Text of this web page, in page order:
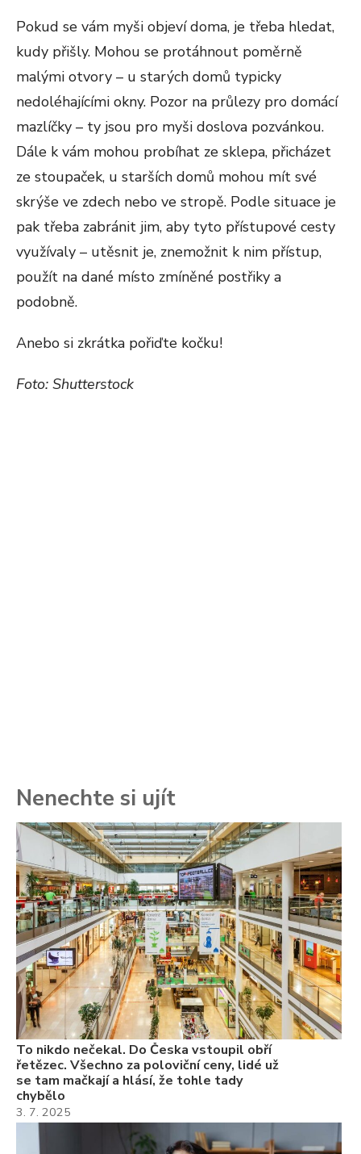
Pokud se vám myši objeví doma, je třeba hledat,
kudy přišly. Mohou se protáhnout poměrně
malými otvory – u starých domů typicky
nedoléhajícími okny. Pozor na průlezy pro domácí
mazlíčky – ty jsou pro myši doslova pozvánkou.
Dále k vám mohou probíhat ze sklepa, přicházet
ze stoupaček, u starších domů mohou mít své
skrýše ve zdech nebo ve stropě. Podle situace je
pak třeba zabránit jim, aby tyto přístupové cesty
využívaly – utěsnit je, znemožnit k nim přístup,
použít na dané místo zmíněné postřiky a
podobně.
Anebo si zkrátka pořiďte kočku!
Foto: Shutterstock
Nenechte si ujít
To nikdo nečekal. Do Česka vstoupil obří
řetězec. Všechno za poloviční ceny, lidé už
se tam mačkají a hlásí, že tohle tady
chybělo
3. 7. 2025